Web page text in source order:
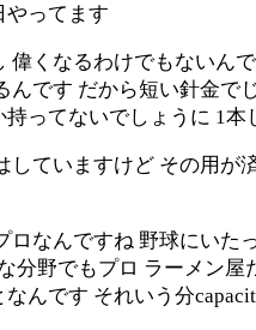
やってます
くなるわけでもない
です だから短い針金
ってないでしょうに 1本
ていますけど その用
なんですね 野球にい
分野でもプロ ラーメン
んです それいう分